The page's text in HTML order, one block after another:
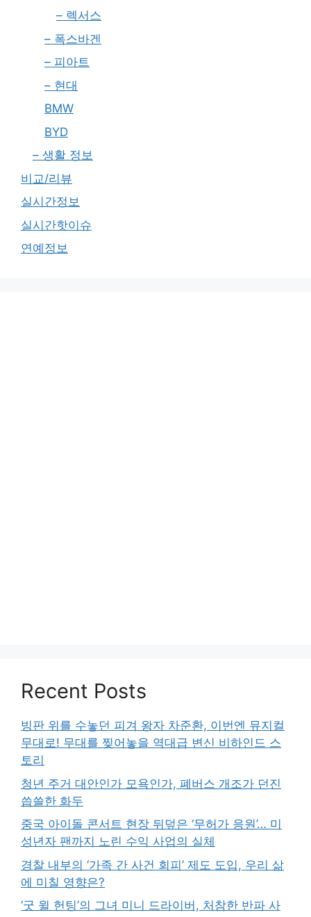
– 렉서스
– 폭스바겐
– 피아트
– 현대
BMW
BYD
– 생활 정보
비교/리뷰
실시간정보
실시간핫이슈
연예정보
Recent Posts
빙판 위를 수놓던 피겨 왕자 차준환, 이번엔 뮤지컬
무대로! 무대를 찢어놓을 역대급 변신 비하인드 스
토리
청년 주거 대안인가 모욕인가, 폐버스 개조가 던진
씁쓸한 화두
중국 아이돌 콘서트 현장 뒤덮은 ‘무허가 응원’… 미
성년자 팬까지 노린 수익 사업의 실체
경찰 내부의 ‘가족 간 사건 회피’ 제도 도입, 우리 삶
에 미칠 영향은?
‘굿 윌 헌팅’의 그녀 미니 드라이버, 처참한 반파 사